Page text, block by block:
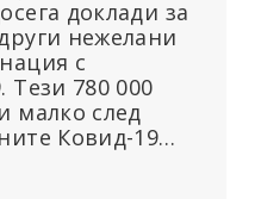
доклади за
нежелани
с
Тези 780 000
малко след
Ковид-19…